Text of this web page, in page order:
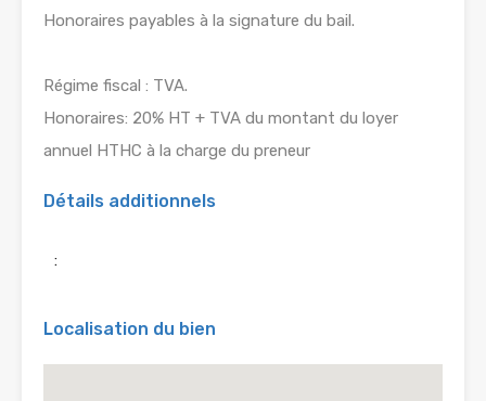
Honoraires payables à la signature du bail.
Régime fiscal : TVA.
Honoraires: 20% HT + TVA du montant du loyer
annuel HTHC à la charge du preneur
Détails additionnels
:
Localisation du bien